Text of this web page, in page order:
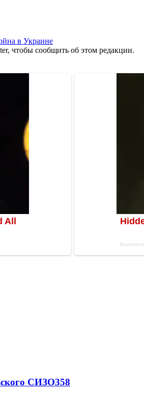
в Украине
чтобы сообщить об этом редакции.
СИЗО358